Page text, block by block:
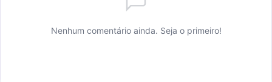
Nenhum comentário ainda. Seja o primeiro!